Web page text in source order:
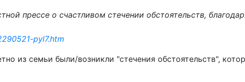
прессе о счастливом стечении обстоятельств,
pyl7.htm
из семьи были/возникли "стечения обстоятельств",